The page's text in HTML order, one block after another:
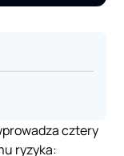
cztery
ryzyka: